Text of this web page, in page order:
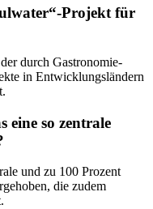
Projekt für
durch Gastronomie-
in Entwicklungsländern
eine so zentrale
und zu 100 Prozent
die zudem